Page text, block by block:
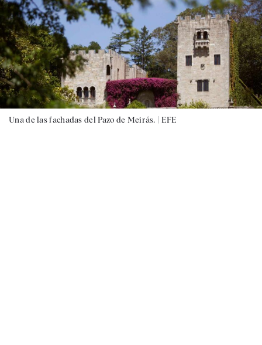
Una de las fachadas del Pazo de Meirás. | EFE